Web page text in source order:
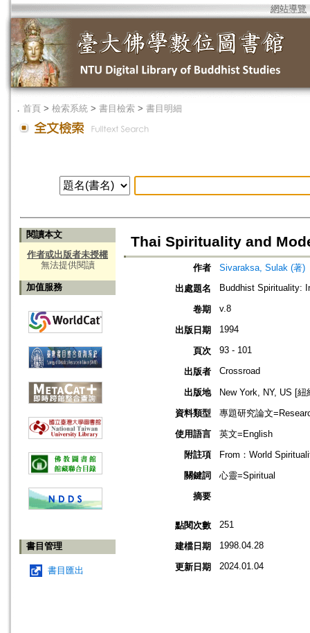
網站導覽
． 首頁 > 檢索系統 > 書目檢索 > 書目明細
閱讀本文
作者或出版者未授權
無法提供閱讀
加值服務
書目管理
書目匯出
Thai Spirituality and
作者
Sivaraksa, Sulak (著)
出處題名
Buddhist Spirituality:
卷期 v.8
出版日期 1994
頁次 93 - 101
出版者 Crossroad
出版地
New York, NY, US [
資料類型
專題研究論文
使用語言
英文=English
附註項
From：World
關鍵詞
心靈=Spiritual
摘要
點閱次數 251
建檔日期 1998.04.28
更新日期 2024.01.04